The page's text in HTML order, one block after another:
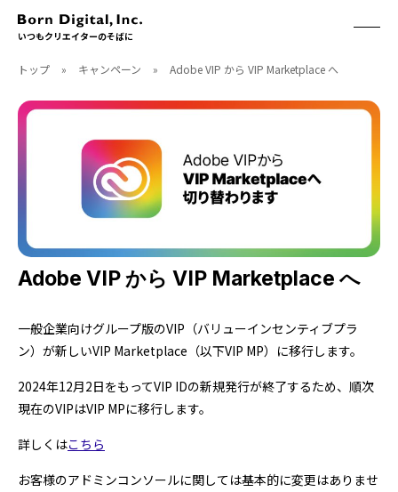
いつもクリエイターのそばに
ABOUT
CONTACT
RECRUIT
取扱製品
ソフトウェア
ハードウェア
ソフトウェアサポート
CGWORLD
月刊誌
CGWORLD.jp
刊行順
ゲーム/CG
映像/映画/アニメ
プログラミング/ウェブ
ファッション/デザイン/他
有料セミナー
無料セミナー
チュートリアル
トップ » キャンペーン » Adobe VIP から VIP Marketplace へ
Adobe VIP から VIP Marketplace へ
一般企業向けグループ版のVIP（バリューインセンティブプラ
ン）が新しいVIP Marketplace（以下VIP MP）に移行します。
2024年12月2日をもってVIP IDの新規発行が終了するため、順次
現在のVIPはVIP MPに移行します。
詳しくはこちら
お客様のアドミンコンソールに関しては基本的に変更はありませ